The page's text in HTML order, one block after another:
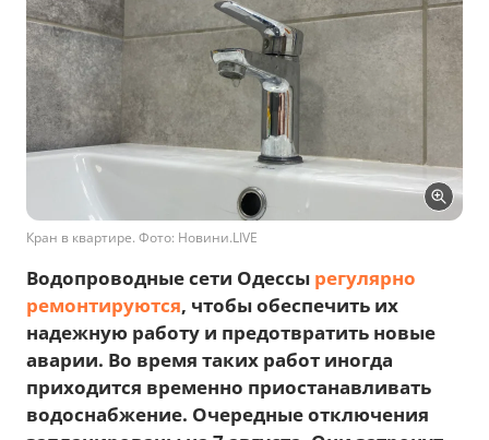
Кран в квартире. Фото: Новини.LIVE
Водопроводные сети Одессы регулярно
ремонтируются, чтобы обеспечить их
надежную работу и предотвратить новые
аварии. Во время таких работ иногда
приходится временно приостанавливать
водоснабжение. Очередные отключения